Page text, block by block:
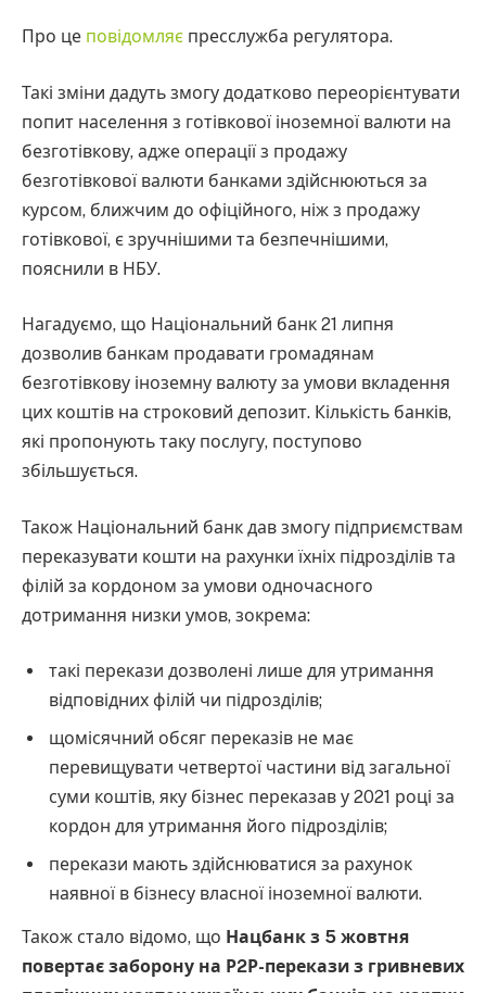
Про це повідомляє пресслужба регулятора.
Такі зміни дадуть змогу додатково переорієнтувати
попит населення з готівкової іноземної валюти на
безготівкову, адже операції з продажу
безготівкової валюти банками здійснюються за
курсом, ближчим до офіційного, ніж з продажу
готівкової, є зручнішими та безпечнішими,
пояснили в НБУ.
Нагадуємо, що Національний банк 21 липня
дозволив банкам продавати громадянам
безготівкову іноземну валюту за умови вкладення
цих коштів на строковий депозит. Кількість банків,
які пропонують таку послугу, поступово
збільшується.
Також Національний банк дав змогу підприємствам
переказувати кошти на рахунки їхніх підрозділів та
філій за кордоном за умови одночасного
дотримання низки умов, зокрема:
такі перекази дозволені лише для утримання
відповідних філій чи підрозділів;
щомісячний обсяг переказів не має
перевищувати четвертої частини від загальної
суми коштів, яку бізнес переказав у 2021 році за
кордон для утримання його підрозділів;
перекази мають здійснюватися за рахунок
наявної в бізнесу власної іноземної валюти.
Також стало відомо, що Нацбанк з 5 жовтня
повертає заборону на Р2Р-перекази з гривневих